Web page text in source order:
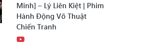
Minh] – Lý Liên Kiệt | Phim
Hành Động Võ Thuật
Chiến Tranh